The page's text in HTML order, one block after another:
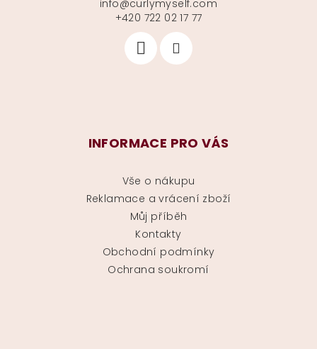
info@curlymyself.com
+420 722 02 17 77
INFORMACE PRO VÁS
Vše o nákupu
Reklamace a vrácení zboží
Můj příběh
Kontakty
Obchodní podmínky
Ochrana soukromí